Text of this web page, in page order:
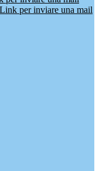
Link per inviare una mail